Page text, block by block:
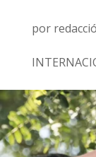
por